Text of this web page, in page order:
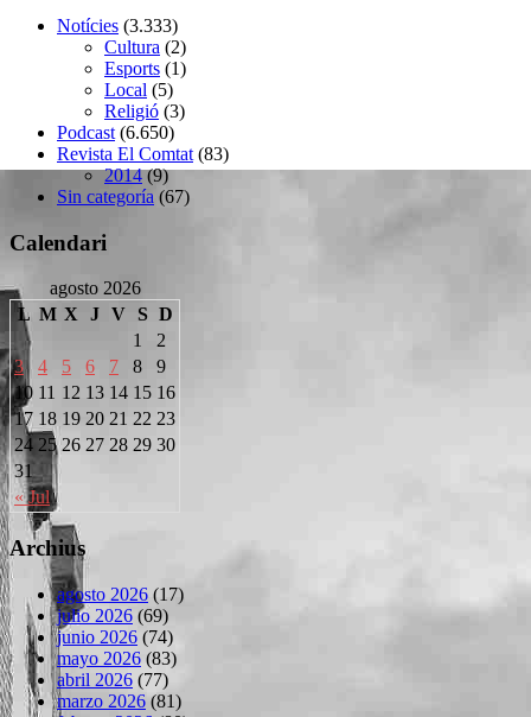
Notícies (3.333)
Cultura (2)
Esports (1)
Local (5)
Religió (3)
Podcast (6.650)
Revista El Comtat (83)
2014(9)
Sin categoría (67)
Calendari
agosto 2026
L M X J V S D
« Jul
1
2
3
4 5 6 7 8
9
10 11 12 13 14 15 16
17 18 19 20 21 22 23
24 25 26 27 28 29 30
31
Archius
agosto 2026 (17)
julio 2026 (69)
junio 2026 (74)
mayo 2026 (83)
abril 2026 (77)
marzo 2026 (81)